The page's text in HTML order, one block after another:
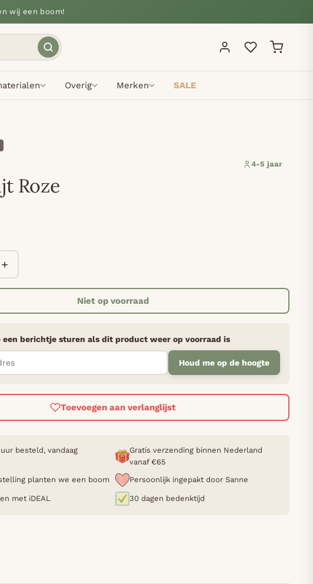
wij een boom!
Overig Merken SALE
4-5 jaar
Roze
+
Niet op voorraad
een berichtje sturen als dit product weer op voorraad is
Houd me op de hoogte
Toevoegen aan verlanglijst
besteld, vandaag
Gratis verzending binnen Nederland
vanaf €65
planten we een boom
Persoonlijk ingepakt door Sanne
met iDEAL 30 dagen bedenktijd